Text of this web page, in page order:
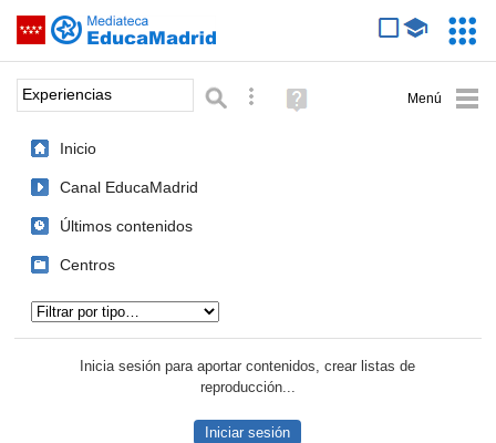
Saltar navegación
Palabra o frase: Búsqueda avanzada
Ayuda
(en
Inicio
Canal EducaMadrid
Últimos contenidos
Centros
Inicia sesión para aportar contenidos, crear listas de
reproducción...
Iniciar sesión